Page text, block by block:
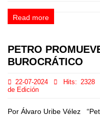
Read more
PETRO
BUROCRÁTICO
22-07-2024 Hits: 2328
de Edición
Por Álvaro Uribe Vélez